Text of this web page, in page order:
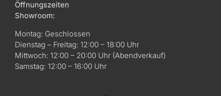
Öffnungszeiten
Showroom:
Montag: Geschlossen
Dienstag – Freitag: 12:00 – 18:00 Uhr
Mittwoch: 12:00 – 20:00 Uhr (Abendverkauf)
Samstag: 12:00 – 16:00 Uhr